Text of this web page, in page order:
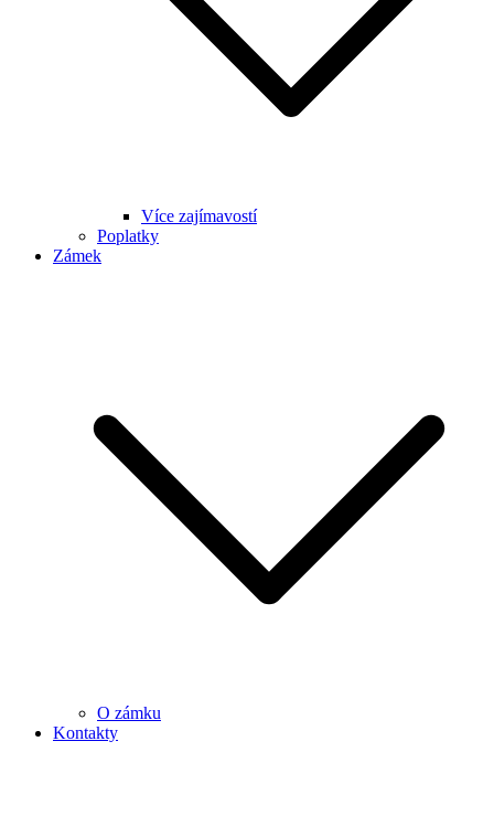
Více zajímavostí
Poplatky
Zámek
O zámku
Kontakty